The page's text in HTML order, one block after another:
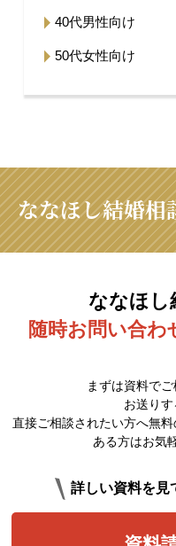
40代男性向け
50代女性向け
ななほし結婚相
ななほし
随時お問い合わ
まずは資料で
お送りす
直接ご相談されたい方へ無
ある方はお気
詳しい資料を見